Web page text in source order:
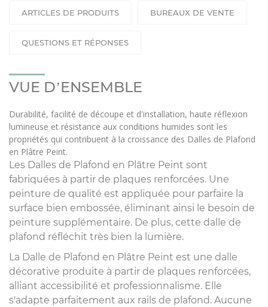
ARTICLES DE PRODUITS BUREAUX DE VENTE
QUESTIONS ET RÉPONSES
VUE D’ENSEMBLE
Durabilité, facilité de découpe et d'installation, haute réflexion
lumineuse et résistance aux conditions humides sont les
propriétés qui contribuent à la croissance des Dalles de Plafond
en Plâtre Peint.
Les Dalles de Plafond en Plâtre Peint sont
fabriquées à partir de plaques renforcées. Une
peinture de qualité est appliquée pour parfaire la
surface bien embossée, éliminant ainsi le besoin de
peinture supplémentaire. De plus, cette dalle de
plafond réfléchit très bien la lumière.
La Dalle de Plafond en Plâtre Peint est une dalle
décorative produite à partir de plaques renforcées,
alliant accessibilité et professionnalisme. Elle
s'adapte parfaitement aux rails de plafond. Aucune